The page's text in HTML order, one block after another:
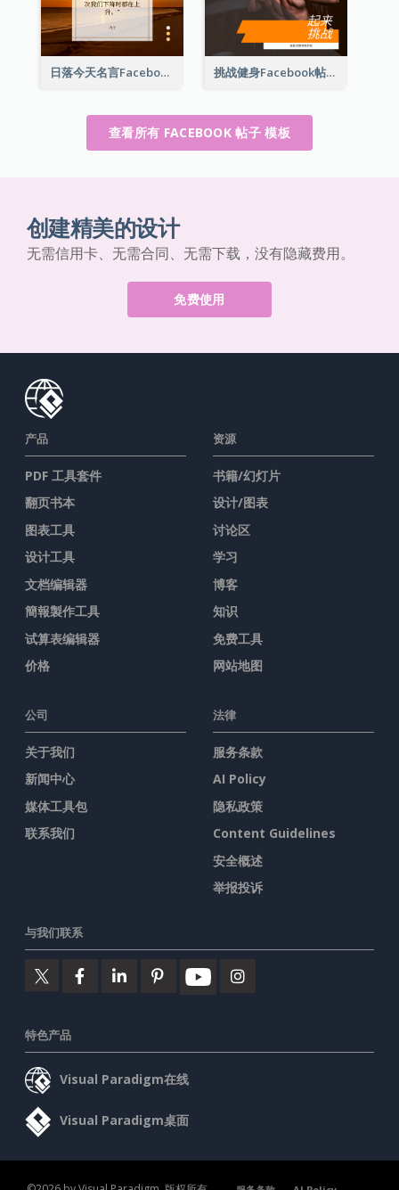
日落今天名言Facebook帖子 挑战健身Facebook帖子
查看所有 FACEBOOK 帖子 模板
创建精美的设计
无需信用卡、无需合同、无需下载，没有隐藏费用。
免费使用
产品
PDF 工具套件
翻页书本
图表工具
设计工具
文档编辑器
簡報製作工具
试算表编辑器
价格
资源
书籍/幻灯片
设计/图表
讨论区
学习
博客
知识
免费工具
网站地图
公司
关于我们
新闻中心
媒体工具包
联系我们
法律
服务条款
AI Policy
隐私政策
Content Guidelines
安全概述
举报投诉
与我们联系
特色产品
Visual Paradigm在线
Visual Paradigm桌面